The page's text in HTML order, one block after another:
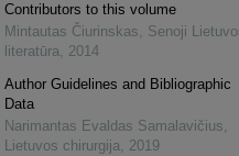
Contributors to this volume
Mintautas Čiurinskas, Senoji
literatūra, 2014
Author Guidelines and Bibliographic
Data
Narimantas Evaldas Samalavičius,
Lietuvos chirurgija, 2019